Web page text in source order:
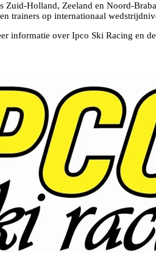
Zuid-Holland, Zeeland en Noord-
trainers op internationaal
informatie over Ipco Ski Racing en